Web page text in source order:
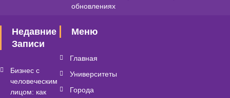
обновлениях
Недавние
Записи
Бизнес с
человеческим
лицом: как
Меню
Главная
Университеты
Города